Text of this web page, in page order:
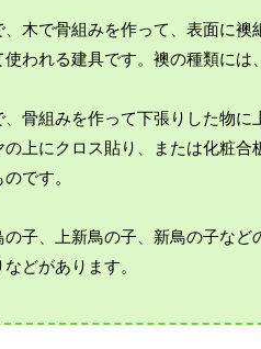
木で骨組みを作って、表面に
われる建具です。襖の種類に
骨組みを作って下張りした物
上にクロス貼り、または化粧
です。
子、上新鳥の子、新鳥の子な
どがあります。